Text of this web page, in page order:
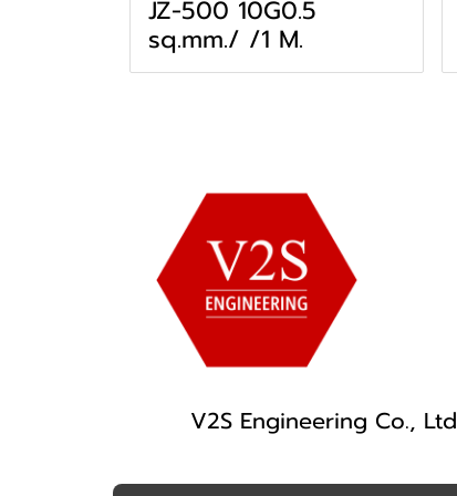
JZ-500 10G0.5
sq.mm./ /1 M.
V2S Engineering Co., Ltd